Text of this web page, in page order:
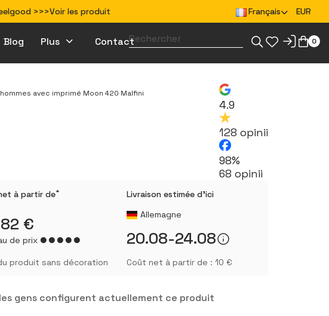
>>>Voir les produit Français EUR
Blog Plus Contact 0
avec imprimé Moon 420 Malfini
4.9
128 opinii
98%
68 opinii
à partir de*
€
de prix
produit sans décoration
Livraison estimée d'ici
Allemagne
20.08-24.08
Coût net à partir de : 10 €
les gens configurent actuellement ce produit